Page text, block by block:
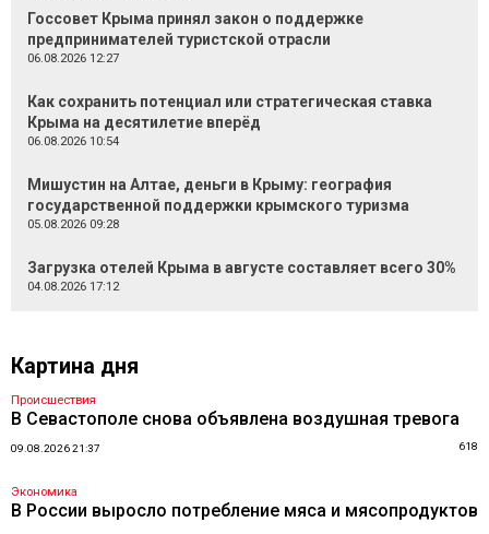
Госсовет Крыма принял закон о поддержке
предпринимателей туристской отрасли
06.08.2026 12:27
Как сохранить потенциал или стратегическая ставка
Крыма на десятилетие вперёд
06.08.2026 10:54
Мишустин на Алтае, деньги в Крыму: география
государственной поддержки крымского туризма
05.08.2026 09:28
Загрузка отелей Крыма в августе составляет всего 30%
04.08.2026 17:12
Картина дня
Происшествия
В Севастополе снова объявлена воздушная тревога
09.08.2026 21:37 618
Экономика
В России выросло потребление мяса и мясопродуктов